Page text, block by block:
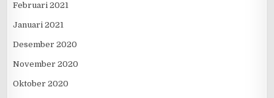
Februari 2021
Januari 2021
Desember 2020
November 2020
Oktober 2020